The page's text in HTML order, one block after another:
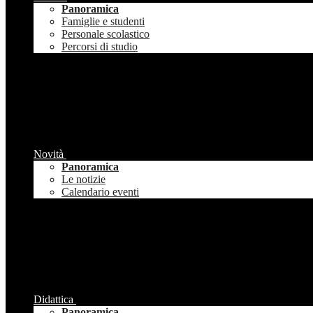
Panoramica
Famiglie e studenti
Personale scolastico
Percorsi di studio
Novità
Panoramica
Le notizie
Calendario eventi
Didattica